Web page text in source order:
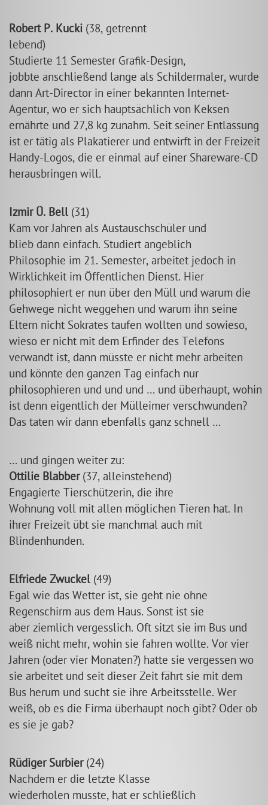
Robert P. Kucki (38, getrennt
lebend)
Studierte 11 Semester Grafik-Design,
jobbte anschließend lange als Schildermaler, wurde
dann Art-Director in einer bekannten Internet-
Agentur, wo er sich hauptsächlich von Keksen
ernährte und 27,8 kg zunahm. Seit seiner Entlassung
ist er tätig als Plakatierer und entwirft in der Freizeit
Handy-Logos, die er einmal auf einer Shareware-CD
herausbringen will.
Izmir Ü. Bell (31)
Kam vor Jahren als Austauschschüler und
blieb dann einfach. Studiert angeblich
Philosophie im 21. Semester, arbeitet jedoch in
Wirklichkeit im Öffentlichen Dienst. Hier
philosophiert er nun über den Müll und warum die
Gehwege nicht weggehen und warum ihn seine
Eltern nicht Sokrates taufen wollten und sowieso,
wieso er nicht mit dem Erfinder des Telefons
verwandt ist, dann müsste er nicht mehr arbeiten
und könnte den ganzen Tag einfach nur
philosophieren und und und … und überhaupt, wohin
ist denn eigentlich der Mülleimer verschwunden?
Das taten wir dann ebenfalls ganz schnell …
… und gingen weiter zu:
Ottilie Blabber(37, alleinstehend)
Engagierte Tierschützerin, die ihre
Wohnung voll mit allen möglichen Tieren hat. In
ihrer Freizeit übt sie manchmal auch mit
Blindenhunden.
Elfriede Zwuckel (49)
Egal wie das Wetter ist, sie geht nie ohne
Regenschirm aus dem Haus. Sonst ist sie
aber ziemlich vergesslich. Oft sitzt sie im Bus und
weiß nicht mehr, wohin sie fahren wollte. Vor vier
Jahren (oder vier Monaten?) hatte sie vergessen wo
sie arbeitet und seit dieser Zeit fährt sie mit dem
Bus herum und sucht sie ihre Arbeitsstelle. Wer
weiß, ob es die Firma überhaupt noch gibt? Oder ob
es sie je gab?
Rüdiger Surbier(24)
Nachdem er die letzte Klasse
wiederholen musste, hat er schließlich